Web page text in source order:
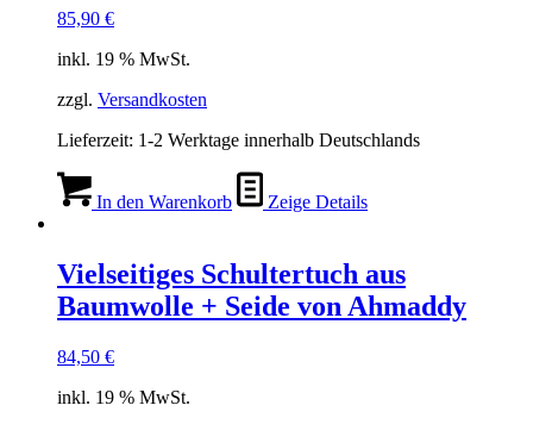
85,90 €
inkl. 19 % MwSt.
zzgl. Versandkosten
Lieferzeit: 1-2 Werktage innerhalb Deutschlands
In den Warenkorb Zeige Details
Vielseitiges Schultertuch aus
Baumwolle + Seide von Ahmaddy
84,50 €
inkl. 19 % MwSt.